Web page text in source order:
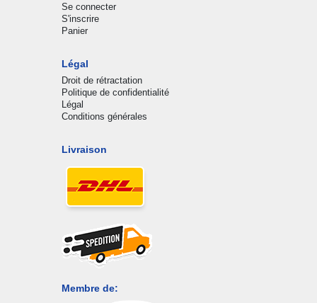
Se connecter
S'inscrire
Panier
Légal
Droit de rétractation
Politique de confidentialité
Légal
Conditions générales
Livraison
Membre de: